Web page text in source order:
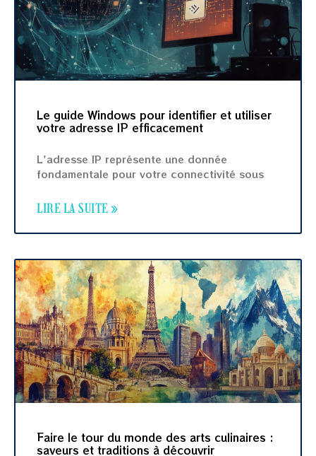
Le guide Windows pour identifier et utiliser
votre adresse IP efficacement
L'adresse IP représente une donnée
fondamentale pour votre connectivité sous
LIRE LA SUITE »
Faire le tour du monde des arts culinaires :
saveurs et traditions à découvrir